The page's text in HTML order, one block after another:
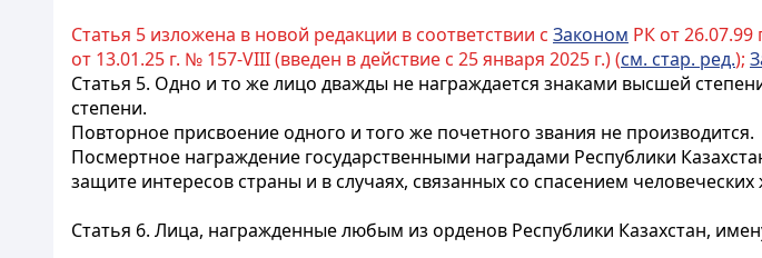
Статья 5 изложена в новой редакции в соответствии с Законом РК от 26.07.99
от 13.01.25 г. № 157-VIII (введен в действие с 25 января 2025 г.) (см. стар. ред.);
Статья 5. Одно и то же лицо дважды не награждается знаками высшей
степени.
Повторное присвоение одного и того же почетного звания не производится.
Посмертное награждение государственными наградами Республики
защите интересов страны и в случаях, связанных со спасением человеческих
Статья 6. Лица, награжденные любым из орденов Республики Казахстан,